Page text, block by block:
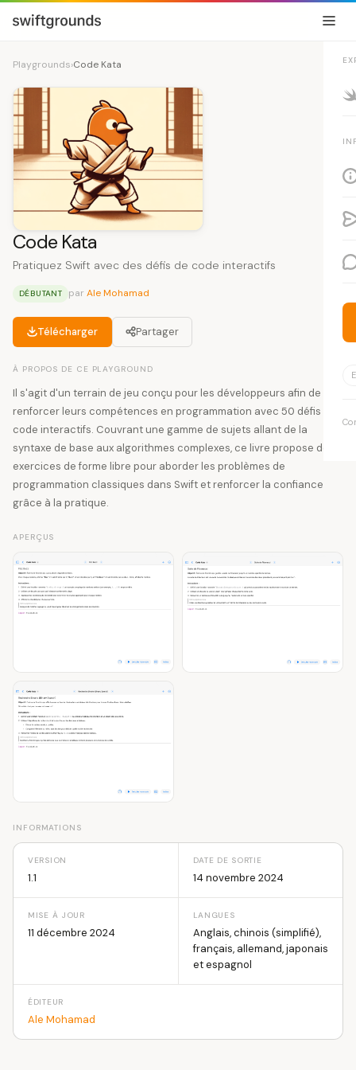
Playgrounds›Code Kata
Code Kata
Pratiquez Swift avec des défis de code interactifs
DÉBUTANT parAle Mohamad
Télécharger Partager
À PROPOS DE CE PLAYGROUND
Il s'agit d'un terrain de jeu conçu pour les développeurs afin de
renforcer leurs compétences en programmation avec 50 défis de
code interactifs. Couvrant une gamme de sujets allant de la
syntaxe de base aux algorithmes complexes, ce livre propose des
exercices de forme libre pour aborder les problèmes de
programmation classiques dans Swift et renforcer la confiance
grâce à la pratique.
APERÇUS
INFORMATIONS
VERSION
1.1
DATE DE SORTIE
14 novembre 2024
MISE À JOUR
11 décembre 2024
LANGUES
Anglais, chinois (simplifié),
français, allemand, japonais
et espagnol
ÉDITEUR
Ale Mohamad